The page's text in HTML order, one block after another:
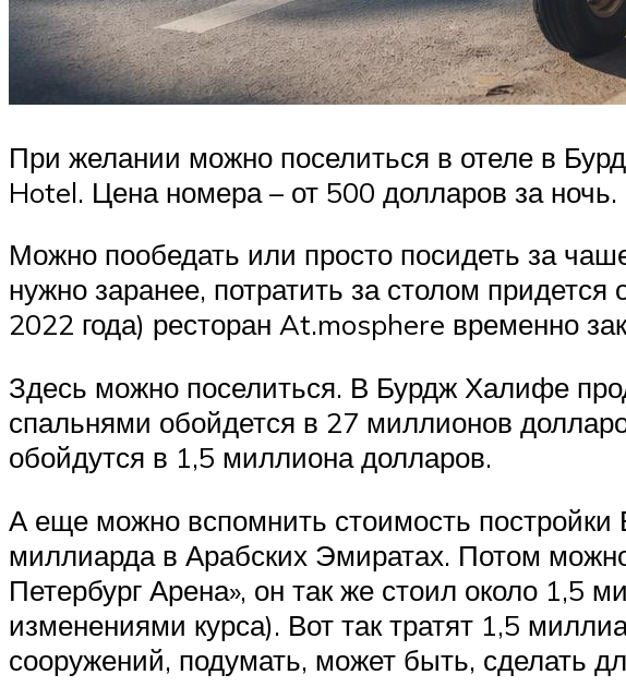
При желании можно поселиться в отеле в
Hotel. Цена номера – от 500 долларов за ночь.
Можно пообедать или просто посидеть за
нужно заранее, потратить за столом
2022 года) ресторан At.mosphere временно
Здесь можно поселиться. В Бурдж Халифе
спальнями обойдется в 27 миллионов
обойдутся в 1,5 миллиона долларов.
А еще можно вспомнить стоимость
миллиарда в Арабских Эмиратах. Потом
Петербург Арена», он так же стоил около 1,5
изменениями курса). Вот так тратят 1,5
сооружений, подумать, может быть, сделать